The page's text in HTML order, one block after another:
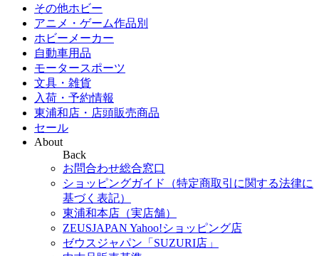
その他ホビー
アニメ・ゲーム作品別
ホビーメーカー
自動車用品
モータースポーツ
文具・雑貨
入荷・予約情報
東浦和店・店頭販売商品
セール
About
Back
お問合わせ総合窓口
ショッピングガイド（特定商取引に関する法律に
基づく表記）
東浦和本店（実店舗）
ZEUSJAPAN Yahoo!ショッピング店
ゼウスジャパン「SUZURI店」